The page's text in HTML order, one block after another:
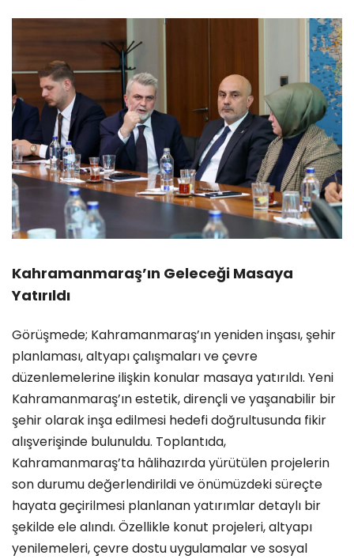
Kahramanmaraş’ın Geleceği Masaya
Yatırıldı
Görüşmede; Kahramanmaraş’ın yeniden inşası, şehir
planlaması, altyapı çalışmaları ve çevre
düzenlemelerine ilişkin konular masaya yatırıldı. Yeni
Kahramanmaraş’ın estetik, dirençli ve yaşanabilir bir
şehir olarak inşa edilmesi hedefi doğrultusunda fikir
alışverişinde bulunuldu. Toplantıda,
Kahramanmaraş’ta hâlihazırda yürütülen projelerin
son durumu değerlendirildi ve önümüzdeki süreçte
hayata geçirilmesi planlanan yatırımlar detaylı bir
şekilde ele alındı. Özellikle konut projeleri, altyapı
yenilemeleri, çevre dostu uygulamalar ve sosyal